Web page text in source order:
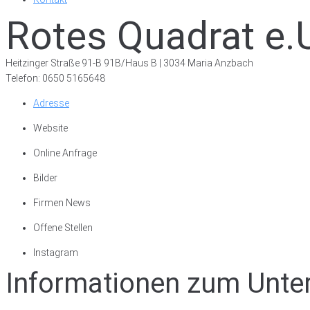
Rotes Quadrat
Heitzinger Straße 91-B 91B/Haus B | 3034 Maria Anzbach
Telefon: 0650 5165648
Adresse
Website
Online Anfrage
Bilder
Firmen News
Offene Stellen
Instagram
Informationen zum